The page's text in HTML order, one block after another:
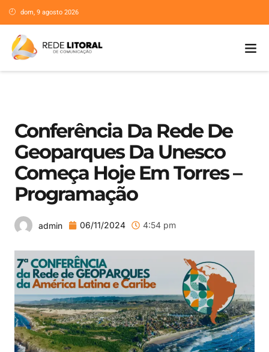
dom, 9 agosto 2026
Conferência Da Rede De
Geoparques Da Unesco
Começa Hoje Em Torres –
Programação
admin 06/11/2024 4:54 pm